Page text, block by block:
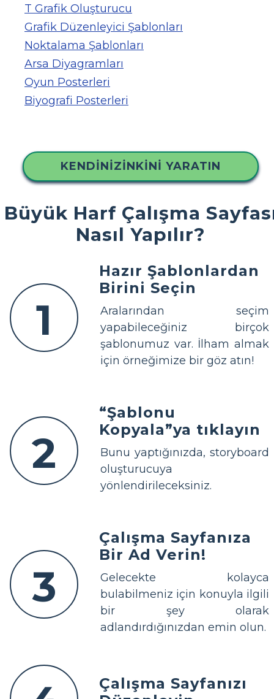
T Grafik Oluşturucu
Grafik Düzenleyici Şablonları
Noktalama Şablonları
Arsa Diyagramları
Oyun Posterleri
Biyografi Posterleri
KENDINIZINKINI YARATIN
Büyük Harf Çalışma
Nasıl Yapılır?
1
Hazır Şablonlardan
Birini Seçin
Aralarından seçim
yapabileceğiniz birçok
şablonumuz var. İlham almak
için örneğimize bir göz atın!
2
“Şablonu
Kopyala”ya tıklayın
Bunu yaptığınızda, storyboard
oluşturucuya
yönlendirileceksiniz.
3
Çalışma Sayfanıza
Bir Ad Verin!
Gelecekte kolayca
bulabilmeniz için konuyla ilgili
bir şey olarak
adlandırdığınızdan emin olun.
Çalışma Sayfanızı